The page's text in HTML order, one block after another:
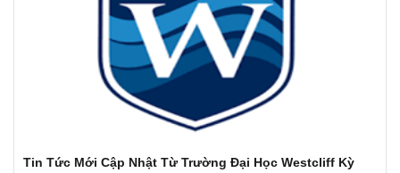
tại Mỹ nói chung.
Tin Tức Mới Cập Nhật Từ Trường Đại Học Westcliff Kỳ